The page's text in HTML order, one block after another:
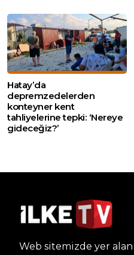
Hatay’da
depremzedelerden
konteyner kent
tahliyelerine tepki: ‘Nereye
gideceğiz?’
Web sitemizde yer